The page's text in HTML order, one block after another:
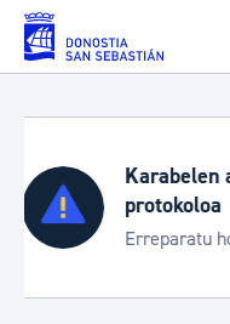
Eduki nagusira joan
Aste